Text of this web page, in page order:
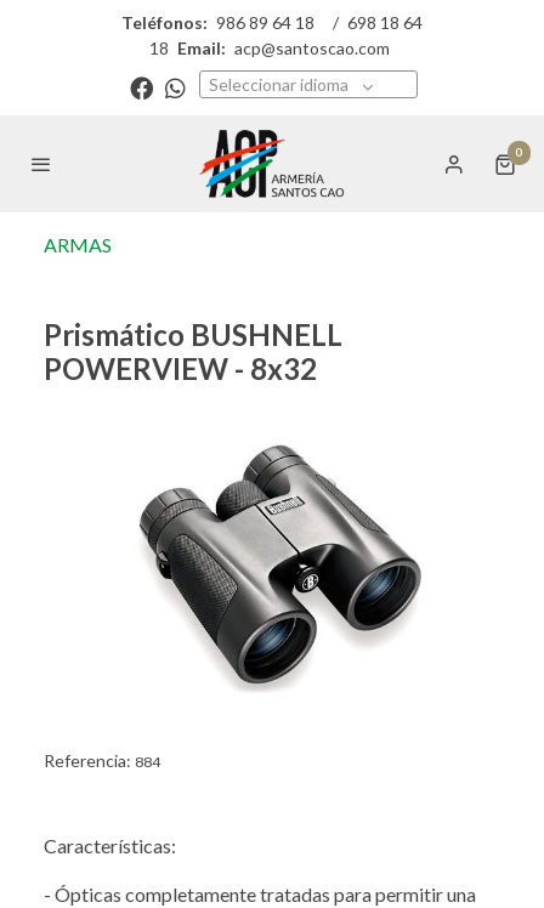
Teléfonos: 986 89 64 18 / 698 18 64
18 Email: acp@santoscao.com
Seleccionar idioma
0
ARMAS
Prismático BUSHNELL
POWERVIEW - 8x32
Referencia: 884
Características:
- Ópticas completamente tratadas para permitir una